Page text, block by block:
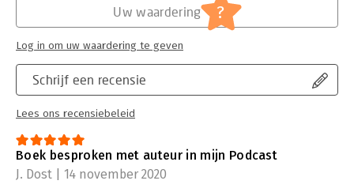
Schrijf een recensie
Lees ons recensiebeleid
Uw waardering ?
Log in om uw waardering te geven
Boek besproken met auteur in mijn Podcast
J. Dost | 14 november 2020